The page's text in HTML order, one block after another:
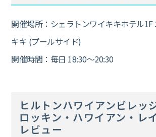
開催場所：シェラトンワイキキホテル1F
キキ (プールサイド)
開催時間：毎日 18:30～20:30
ヒルトンハワイアンビレッ
ロッキン・ハワイアン・レ
レビュー